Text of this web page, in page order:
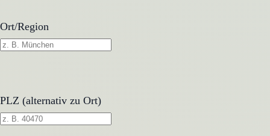
Ort/Region
PLZ (alternativ zu Ort)